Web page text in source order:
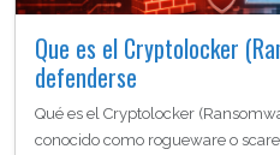
Que es el Cryptolocker
defenderse
Qué es el Cryptolocker
conocido como rogueware o